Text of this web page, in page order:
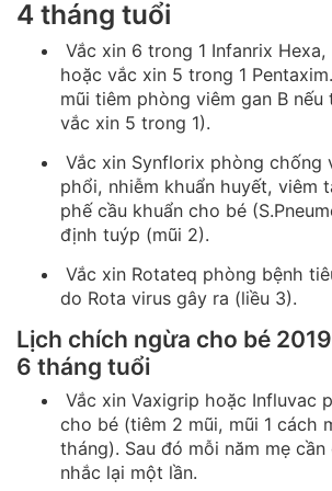
4 tháng tuổi
Vắc xin 6 trong 1 Infanrix
hoặc vắc xin 5 trong 1
mũi tiêm phòng viêm gan B
vắc xin 5 trong 1).
Vắc xin Synflorix phòng chống
phổi, nhiễm khuẩn huyết, viêm
phế cầu khuẩn cho bé
định tuýp (mũi 2).
Vắc xin Rotateq phòng bệnh
do Rota virus gây ra (liều 3).
Lịch chích ngừa cho bé
6 tháng tuổi
Vắc xin Vaxigrip hoặc Influvac
cho bé (tiêm 2 mũi, mũi 1 cách
tháng). Sau đó mỗi năm mẹ
nhắc lại một lần.